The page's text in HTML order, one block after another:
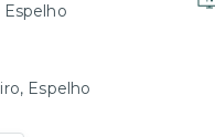
Espelho
Espelho